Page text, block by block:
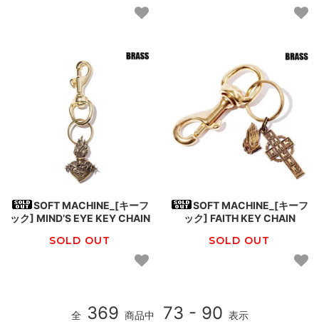
SOFT MACHINE_[キーフ
ック] MIND’S EYE KEY CHAIN
SOLD OUT
SOFT MACHINE_[キーフ
ック] FAITH KEY CHAIN
SOLD OUT
全 369 商品中 73 - 90 表示